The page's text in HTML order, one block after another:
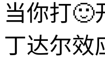
当你打🙂
丁达尔效